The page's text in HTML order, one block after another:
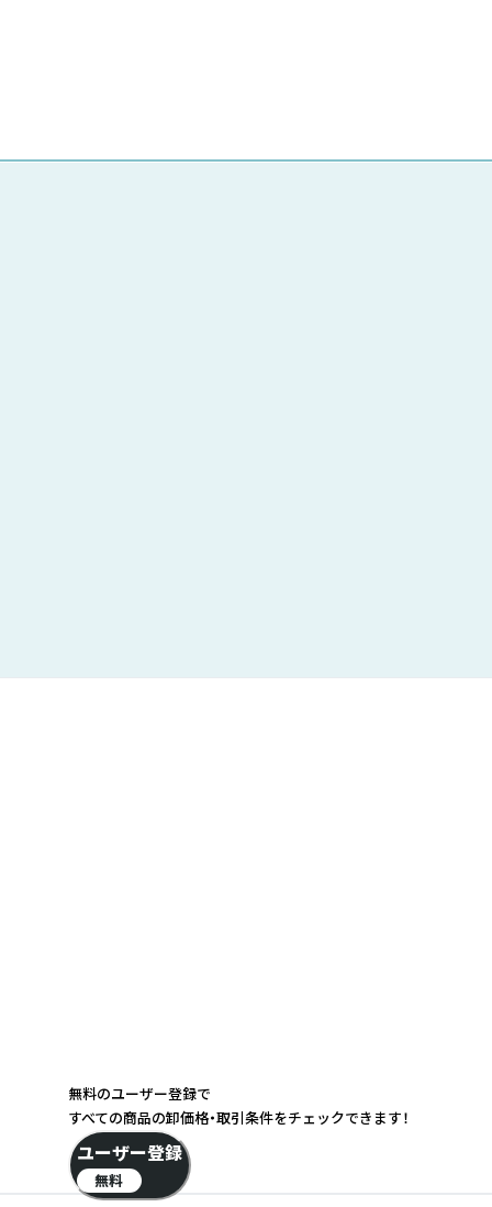
無料のユーザー登録で
すべての商品の卸価格・取引条件をチェックできます！
ユーザー登録
無料